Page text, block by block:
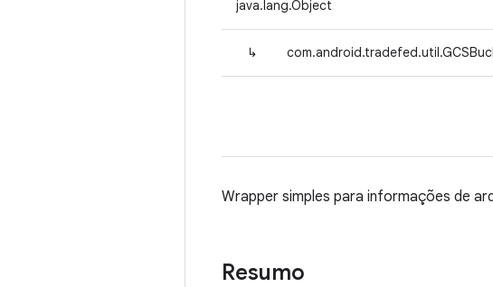
java.lang.Object
↳
Wrapper simples para informações de
Resumo